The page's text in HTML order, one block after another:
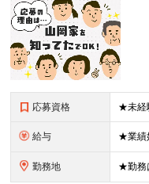
応募資格
給与
勤務地